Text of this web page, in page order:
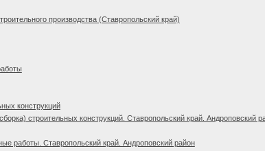
производства (Ставропольский край)
конструкций
строительных конструкций. Ставропольский край. Андроповский
работы. Ставропольский край. Андроповский район